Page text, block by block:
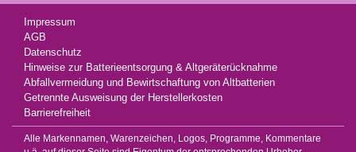
Impressum
AGB
Datenschutz
Hinweise zur Batterieentsorgung & Altgeräterücknahme
Abfallvermeidung und Bewirtschaftung von Altbatterien
Getrennte Ausweisung der Herstellerkosten
Barrierefreiheit
Alle Markennamen, Warenzeichen, Logos, Programme, Kommentare